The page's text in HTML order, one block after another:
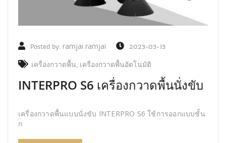
Posted by: ramjai ramjai 2023-03-13
เครื่องกวาดพื้น, เครื่องกวาดพื้นอัตโนมัติ
INTERPRO S6 เครื่องกวาดพื้นนั่งขับ
เครื่องกวาดพื้นแบบนั่งขับ INTERPRO S6 ใช้การออกแบบชั้น
ก